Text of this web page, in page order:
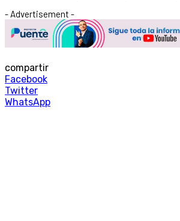
- Advertisement -
compartir
Facebook
Twitter
WhatsApp